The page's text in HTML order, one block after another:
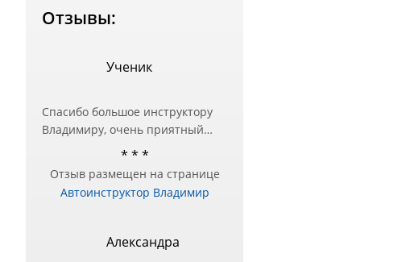
Отзывы:
Ученик
Спасибо большое инструктору
Владимиру, очень приятный
человек и настоящий
другой автошколе, но перед
экзаменом в ГИБДД
подготовка — за практическими
занятиями и обратилась к
* * *
Отзыв размещен на странице
Автоинструктор Владимир
Александра